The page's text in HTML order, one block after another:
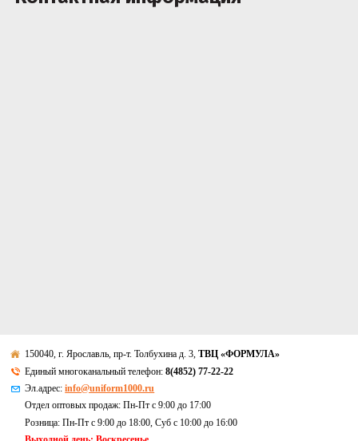
150040, г. Ярославль, пр-т. Толбухина д. 3,ТВЦ «ФОРМУЛА»
Единый многоканальный телефон:8(4852) 77-22-22
Эл.адрес:info@uniform1000.ru
Отдел оптовых продаж: Пн-Пт с 9:00 до 17:00
Розница: Пн-Пт с 9:00 до 18:00, Суб c 10:00 до 16:00